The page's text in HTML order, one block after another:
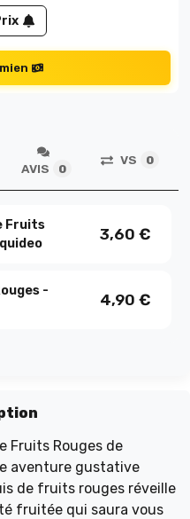
AVIS 0
VS 0
Fruits
3,60 €
-
4,90 €
Fruits Rouges de
aventure gustative
de fruits rouges réveille
fruitée qui saura vous